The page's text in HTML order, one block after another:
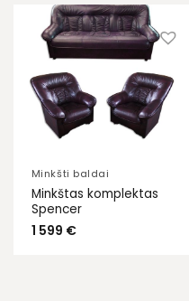
Minkšti baldai
Minkštas komplektas
Spencer
1 599 €